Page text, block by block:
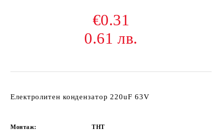
€0.31
0.61 лв.
Електролитен кондензатор 220uF 63V
Монтаж:
THT